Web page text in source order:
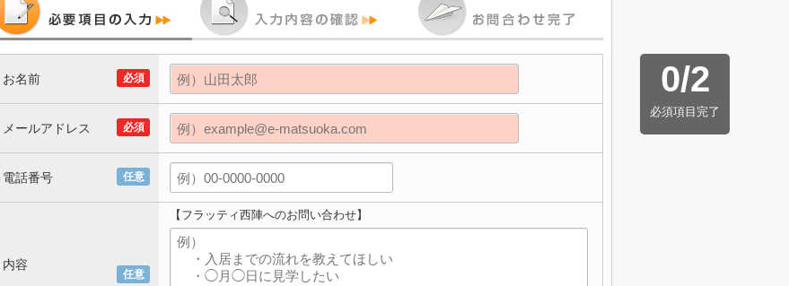
0/2
必須項目完了
必須
お名前
必須
メールアドレス
任意
電話番号
任意
内容
【フラッティ西陣へのお問い合わせ】